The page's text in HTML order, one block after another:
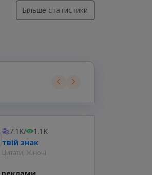
Більше статистики
7.1K/
1.1K
твій знак
Цитати, Жіночі